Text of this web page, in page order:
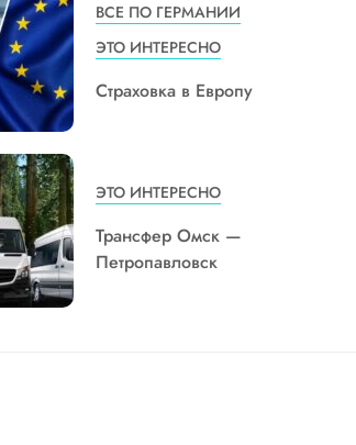
ВСЕ ПО ГЕРМАНИИ
ЭТО ИНТЕРЕСНО
Страховка в Европу
ЭТО ИНТЕРЕСНО
Трансфер Омск —
Петропавловск